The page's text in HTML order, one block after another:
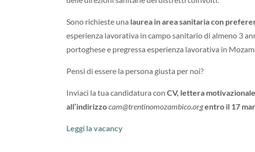
Sono richieste una laurea in area sanitaria con
esperienza lavorativa in campo sanitario di almeno 3
portoghese e pregressa esperienza lavorativa in
Pensi di essere la persona giusta per noi?
Inviaci la tua candidatura conCV, lettera
all’indirizzocam@trentinomozambico.orgentro il 17
Leggi la vacancy